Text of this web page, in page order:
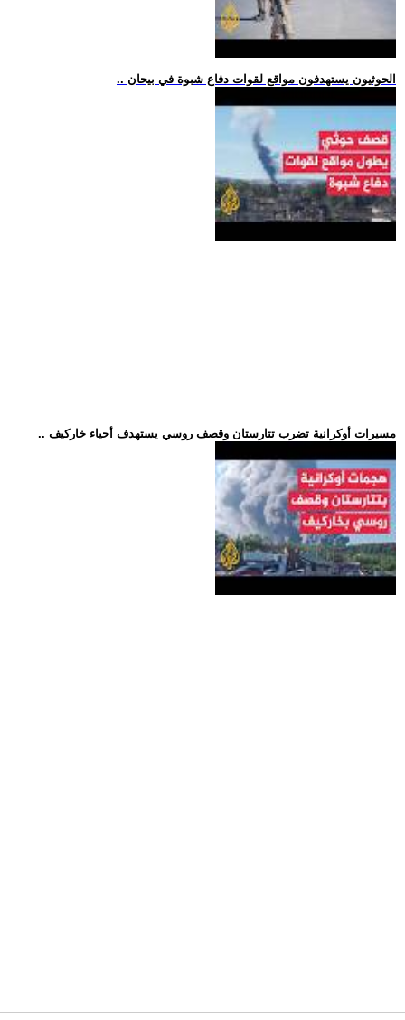
.. الحوثيون يستهدفون مواقع لقوات دفاع شبوة في بيحان
.. مسيرات أوكرانية تضرب تتارستان وقصف روسي يستهدف أحياء خاركيف